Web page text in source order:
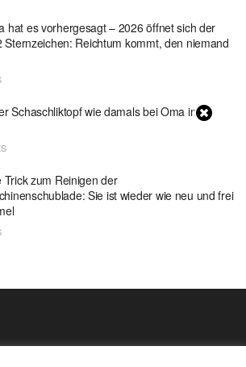
hat es vorhergesagt – 2026 öffnet sich der
Sternzeichen: Reichtum kommt, den niemand
Schaschliktopf wie damals bei Oma in 1
Trick zum Reinigen der
Sie ist wieder wie neu und frei